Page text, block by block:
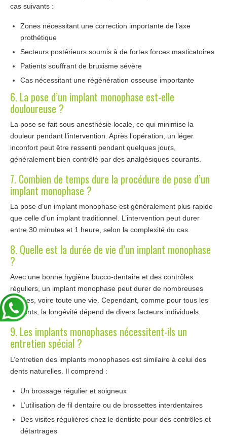
cas suivants :
Zones nécessitant une correction importante de l’axe
prothétique
Secteurs postérieurs soumis à de fortes forces masticatoires
Patients souffrant de bruxisme sévère
Cas nécessitant une régénération osseuse importante
6. La pose d’un implant monophase est-elle
douloureuse ?
La pose se fait sous anesthésie locale, ce qui minimise la
douleur pendant l’intervention. Après l’opération, un léger
inconfort peut être ressenti pendant quelques jours,
généralement bien contrôlé par des analgésiques courants.
7. Combien de temps dure la procédure de pose d’un
implant monophase ?
La pose d’un implant monophase est généralement plus rapide
que celle d’un implant traditionnel. L’intervention peut durer
entre 30 minutes et 1 heure, selon la complexité du cas.
8. Quelle est la durée de vie d’un implant monophase
?
Avec une bonne hygiène bucco-dentaire et des contrôles
réguliers, un implant monophase peut durer de nombreuses
années, voire toute une vie. Cependant, comme pour tous les
implants, la longévité dépend de divers facteurs individuels.
9. Les implants monophases nécessitent-ils un
entretien spécial ?
L’entretien des implants monophases est similaire à celui des
dents naturelles. Il comprend :
Un brossage régulier et soigneux
L’utilisation de fil dentaire ou de brossettes interdentaires
Des visites régulières chez le dentiste pour des contrôles et
détartrages